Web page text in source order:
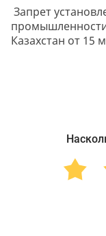
Запрет
промышленности
Казахстан от 15